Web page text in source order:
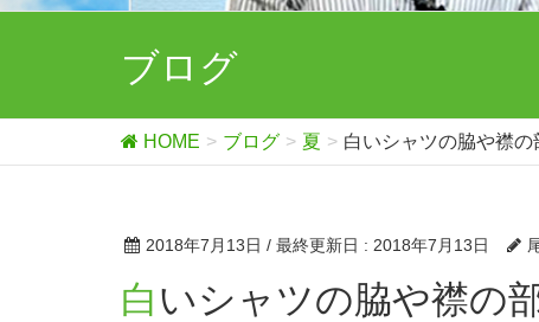
ブログ
HOME ブログ 夏 白いシャツの脇や襟
2018年7月13日 / 最終更新日 : 2018年7月13日
白いシャツの脇や襟の部分が毎日洗っているのに赤くな